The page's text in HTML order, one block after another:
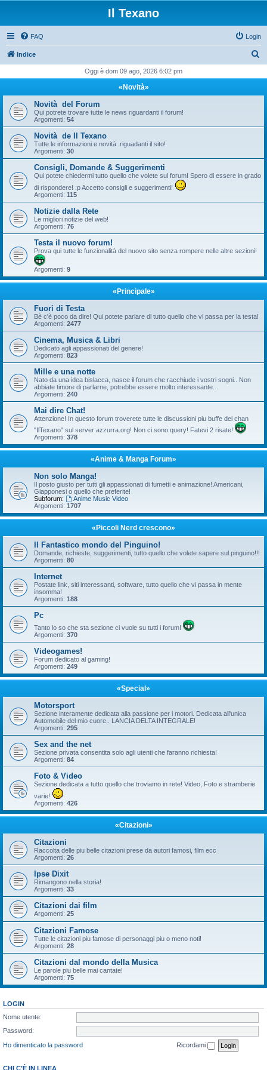
Il Texano
FAQ Login
Indice
c
Oggi è dom 09 ago, 2026 6:02 pm
«Novità»
Novità del Forum
Qui potrete trovare tutte le news riguardanti il forum!
Argomenti: 54
Novità de Il Texano
Tutte le informazioni e novità riguadanti il sito!
Argomenti: 30
Consigli, Domande & Suggerimenti
Qui potete chiedermi tutto quello che volete sul forum! Spero di essere in grado
di rispondere! :p Accetto consigli e suggerimenti!
Argomenti: 115
Notizie dalla Rete
Le migliori notizie del web!
Argomenti: 76
Testa il nuovo forum!
Prova qui tutte le funzionalità del nuovo sito senza rompere nelle altre sezioni!
Argomenti: 9
«Principale»
Fuori di Testa
Bè c'è poco da dire! Qui potete parlare di tutto quello che vi passa per la testa!
Argomenti: 2477
Cinema, Musica & Libri
Dedicato agli appassionati del genere!
Argomenti: 823
Mille e una notte
Nato da una idea bislacca, nasce il forum che racchiude i vostri sogni.. Non
abbiate timore di parlarne, potrebbe essere molto interessante...
Argomenti: 240
Mai dire Chat!
Attenzione! In questo forum troverete tutte le discussioni piu buffe del chan
"IlTexano" sul server azzurra.org! Non ci sono query! Fatevi 2 risate!
Argomenti: 378
«Anime & Manga Forum»
Non solo Manga!
Il posto giusto per tutti gli appassionati di fumetti e animazione! Americani,
Giapponesi o quello che preferite!
Subforum:
Anime Music Video
Argomenti: 1707
«Piccoli Nerd crescono»
Il Fantastico mondo del Pinguino!
Domande, richieste, suggerimenti, tutto quello che volete sapere sul pinguino!!!
Argomenti: 80
Internet
Postate link, siti interessanti, software, tutto quello che vi passa in mente
insomma!
Argomenti: 188
Pc
Tanto lo so che sta sezione ci vuole su tutti i forum!
Argomenti: 370
Videogames!
Forum dedicato al gaming!
Argomenti: 249
«Special»
Motorsport
Sezione interamente dedicata alla passione per i motori. Dedicata all'unica
Automobile del mio cuore.. LANCIA DELTA INTEGRALE!
Argomenti: 295
Sex and the net
Sezione privata consentita solo agli utenti che faranno richiesta!
Argomenti: 84
Foto & Video
Sezione dedicata a tutto quello che troviamo in rete! Video, Foto e stramberie
varie!
Argomenti: 426
«Citazioni»
Citazioni
Raccolta delle piu belle citazioni prese da autori famosi, film ecc
Argomenti: 26
Ipse Dixit
Rimangono nella storia!
Argomenti: 33
Citazioni dai film
Argomenti: 25
Citazioni Famose
Tutte le citazioni piu famose di personaggi piu o meno noti!
Argomenti: 28
Citazioni dal mondo della Musica
Le parole piu belle mai cantate!
Argomenti: 75
LOGIN
Nome utente:
Password:
Ho dimenticato la password
Ricordami
CHI C’È IN LINEA